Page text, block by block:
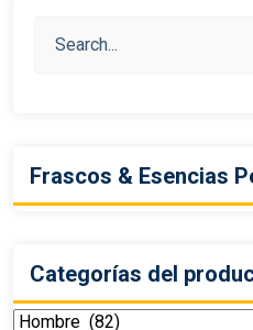
Frascos & Esencias
Categorías del